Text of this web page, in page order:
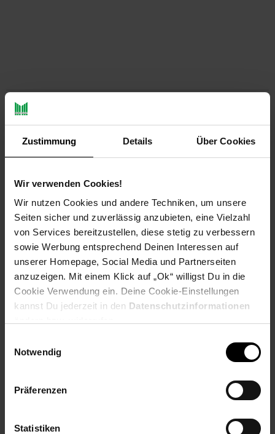
Zustimmung Details Über Cookies
Wir verwenden Cookies!
Wir nutzen Cookies und andere Techniken, um unsere
Seiten sicher und zuverlässig anzubieten, eine Vielzahl
von Services bereitzustellen, diese stetig zu verbessern
sowie Werbung entsprechend Deinen Interessen auf
unserer Homepage, Social Media und Partnerseiten
anzuzeigen. Mit einem Klick auf „Ok“ willigst Du in die
Cookie Verwendung ein. Deine Cookie-Einstellungen
kannst Du jederzeit in den Datenschutzinformationen
Notwendig
Präferenzen
Statistiken
PAYBACK
Payback Punkte
Produktbeschreibung
Die Verbatim Vi560 S3 M.2 2 TB SSD-Festplatte ist eine
leistungsstarke Speicherlösung, die Geschwindigkeit,
Kapazität und Zuverlässigkeit vereint. Mit ihrer M.2
Schnittstelle bietet sie eine nahtlose Integration in moderne
Motherboards und liefert dabei beeindruckende Leistung. Mit
einer großzügigen Speicherkapazität von 2 TB bietet die
hochauflösende Medien bearbeiten, Spiele laden oder große
Dateien übertragen - diese SSD hält mit Ihrem Tempo Schritt.
Datenübertragung und eine zuverlässige Leistung. Mit
beeindruckenden Lesegeschwindigkeiten von bis zu 550 MB/s
Vi560 S3 SSD eine flüssige und reaktionsschnelle